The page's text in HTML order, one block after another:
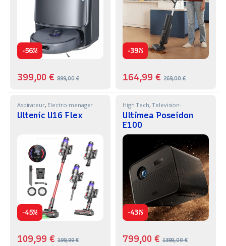
-56%
399,00€ 899,00€
-39%
164,99€ 269,00€
Aspirateur, Electro-menager
Ultenic U16 Flex
-45%
109,99€ 199,99€
High Tech,Television-
Projecteur
Ultimea Poseidon
E100
-43%
799,00€ 1399,00€